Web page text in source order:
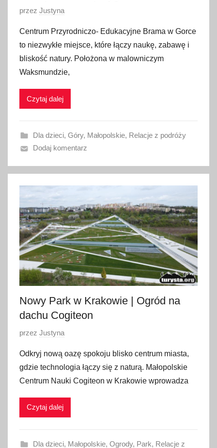
O
u
b
l
i
w
n
o
l
u
e
g
o
2
0
2
5
przez Justyna
Centrum Przyrodniczo- Edukacyjne Brama w Gorce
to niezwykłe miejsce, które łączy naukę, zabawę i
bliskość natury. Położona w malowniczym
Waksmundzie,
Czytaj dalej
Dla dzieci, Góry, Małopolskie, Relacje z podróży
Dodaj komentarz
Nowy Park w Krakowie | Ogród na
dachu Cogiteon
O
u
b
l
i
a
przez Justyna
Odkryj nową oazę spokoju blisko centrum miasta,
gdzie technologia łączy się z naturą. Małopolskie
Centrum Nauki Cogiteon w Krakowie wprowadza
Czytaj dalej
Dla dzieci, Małopolskie, Ogrody, Park, Relacje z